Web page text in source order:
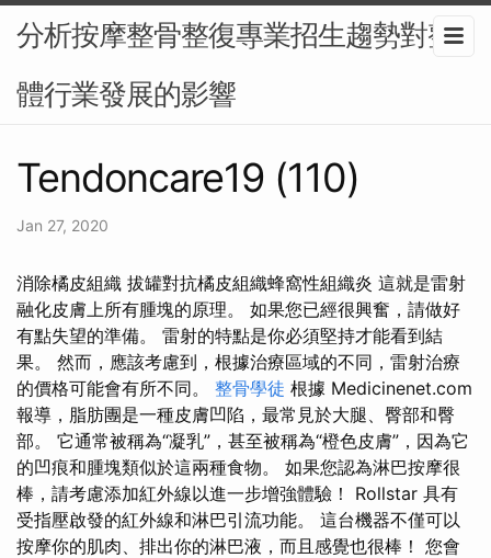
分析按摩整骨整復專業招生趨勢對整
體行業發展的影響
Tendoncare19 (110)
Jan 27, 2020
消除橘皮組織 拔罐對抗橘皮組織蜂窩性組織炎 這就是雷射
融化皮膚上所有腫塊的原理。 如果您已經很興奮，請做好
有點失望的準備。 雷射的特點是你必須堅持才能看到結
果。 然而，應該考慮到，根據治療區域的不同，雷射治療
的價格可能會有所不同。 整骨學徒 根據 Medicinenet.com
報導，脂肪團是一種皮膚凹陷，最常見於大腿、臀部和臀
部。 它通常被稱為“凝乳”，甚至被稱為“橙色皮膚”，因為它
的凹痕和腫塊類似於這兩種食物。 如果您認為淋巴按摩很
棒，請考慮添加紅外線以進一步增強體驗！ Rollstar 具有
受指壓啟發的紅外線和淋巴引流功能。 這台機器不僅可以
按摩你的肌肉、排出你的淋巴液，而且感覺也很棒！ 您會